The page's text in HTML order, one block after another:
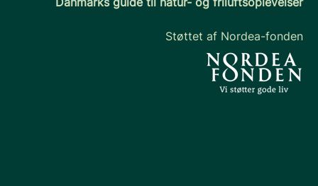
Støttet af Nordea-fonden